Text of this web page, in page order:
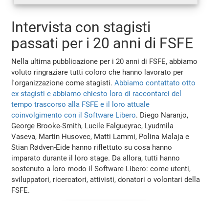
Intervista con stagisti
passati per i 20 anni di FSFE
Nella ultima pubblicazione per i 20 anni di FSFE, abbiamo
voluto ringraziare tutti coloro che hanno lavorato per
l'organizzazione come stagisti.Abbiamo contattato otto
ex stagisti e abbiamo chiesto loro di raccontarci del
tempo trascorso alla FSFE e il loro attuale
coinvolgimento con il Software Libero. Diego Naranjo,
George Brooke-Smith, Lucile Falgueyrac, Lyudmila
Vaseva, Martin Husovec, Matti Lammi, Polina Malaja e
Stian Rødven-Eide hanno riflettuto su cosa hanno
imparato durante il loro stage. Da allora, tutti hanno
sostenuto a loro modo il Software Libero: come utenti,
sviluppatori, ricercatori, attivisti, donatori o volontari della
FSFE.